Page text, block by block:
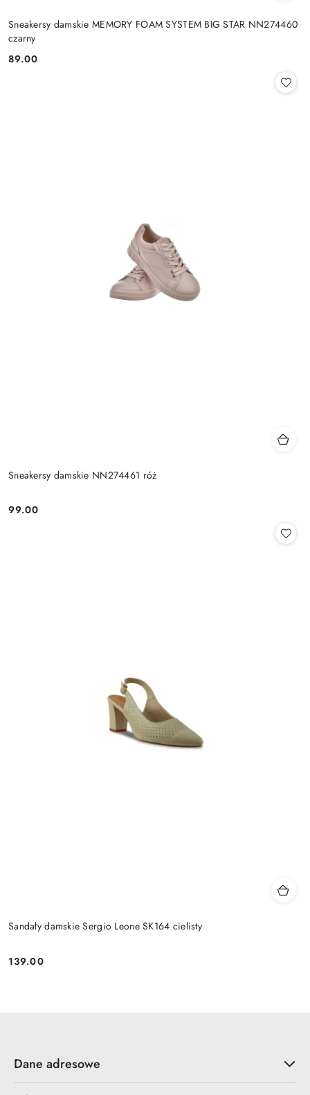
Sneakersy damskie MEMORY FOAM SYSTEM BIG STAR NN274460
czarny
Cena:
89.00
Sneakersy damskie NN274461 róż
Cena:
99.00
Sandały damskie Sergio Leone SK164 cielisty
Cena:
139.00
Dane adresowe